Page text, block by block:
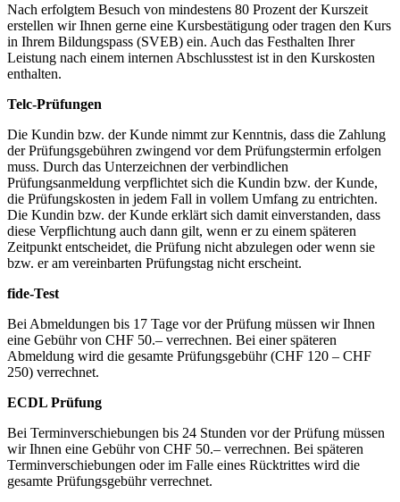
Nach erfolgtem Besuch von mindestens 80 Prozent der Kurszeit
erstellen wir Ihnen gerne eine Kursbestätigung oder tragen den Kurs
in Ihrem Bildungspass (SVEB) ein. Auch das Festhalten Ihrer
Leistung nach einem internen Abschlusstest ist in den Kurskosten
enthalten.
Telc-Prüfungen
Die Kundin bzw. der Kunde nimmt zur Kenntnis, dass die Zahlung
der Prüfungsgebühren zwingend vor dem Prüfungstermin erfolgen
muss. Durch das Unterzeichnen der verbindlichen
Prüfungsanmeldung verpflichtet sich die Kundin bzw. der Kunde,
die Prüfungskosten in jedem Fall in vollem Umfang zu entrichten.
Die Kundin bzw. der Kunde erklärt sich damit einverstanden, dass
diese Verpflichtung auch dann gilt, wenn er zu einem späteren
Zeitpunkt entscheidet, die Prüfung nicht abzulegen oder wenn sie
bzw. er am vereinbarten Prüfungstag nicht erscheint.
fide-Test
Bei Abmeldungen bis 17 Tage vor der Prüfung müssen wir Ihnen
eine Gebühr von CHF 50.– verrechnen. Bei einer späteren
Abmeldung wird die gesamte Prüfungsgebühr (CHF 120 – CHF
250) verrechnet.
ECDL Prüfung
Bei Terminverschiebungen bis 24 Stunden vor der Prüfung müssen
wir Ihnen eine Gebühr von CHF 50.– verrechnen. Bei späteren
Terminverschiebungen oder im Falle eines Rücktrittes wird die
gesamte Prüfungsgebühr verrechnet.